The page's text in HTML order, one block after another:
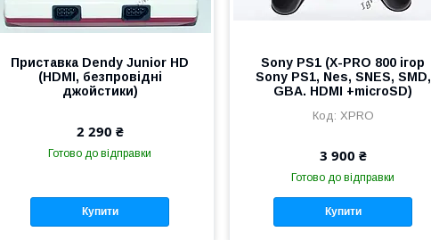
Приставка Dendy Junior HD
(HDMI, безпровідні
джойстики)
2 290 ₴
Готово до відправки
Купити
Sony PS1 (X-PRO 800 ігор
Sony PS1, Nes, SNES, SMD,
GBA. HDMI +microSD)
XPRO
3 900 ₴
Готово до відправки
Купити